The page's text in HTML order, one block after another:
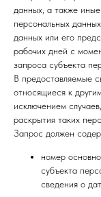
данных, а также
персональных
данных или его
рабочих дней с
запроса субъекта
В предоставляемые
относящиеся к
исключением
раскрытия таких
Запрос должен
номер
субъекта
сведения о